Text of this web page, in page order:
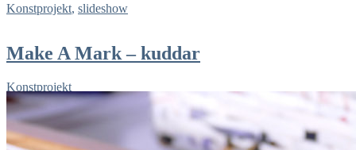
Konstprojekt, slideshow
Make A Mark – kuddar
Konstprojekt